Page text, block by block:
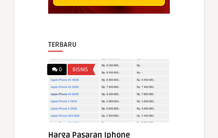
TERBARU
0 BISNIS
Harga Pasaran Iphone